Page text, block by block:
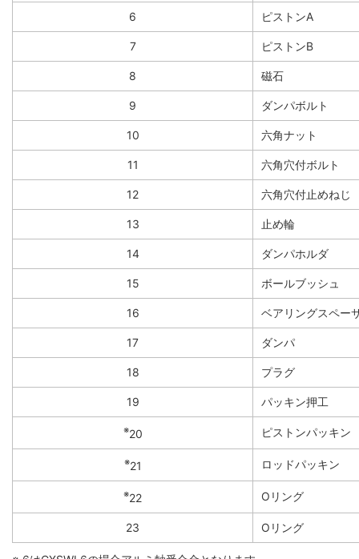
6 ピストンA
7 ピストンB
8 磁石
9 ダンパボルト
10 六角ナット
11 六角穴付ボルト
12 六角穴付止めねじ
13 止め輪
14 ダンパホルダ
15 ボールブッシュ
16 ベアリングスペー
17 ダンパ
18 プラグ
19 パッキン押工
※20 ピストンパッキン
※21 ロッドパッキン
※22 Oリング
23 Oリング